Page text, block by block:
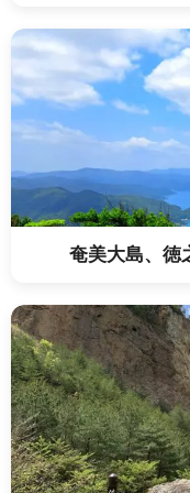
奄美大島、徳